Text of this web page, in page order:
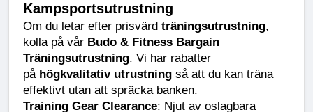
Kampsportsutrustning
Om du letar efter prisvärd träningsutrustning,
kolla på vår Budo & Fitness Bargain
Träningsutrustning. Vi har rabatter
på högkvalitativ utrustning så att du kan träna
effektivt utan att spräcka banken.
Training Gear Clearance: Njut av oslagbara